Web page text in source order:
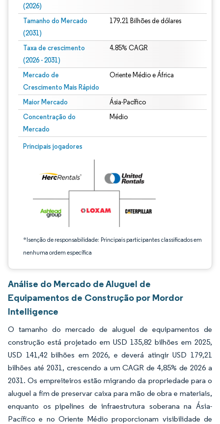
(2026)
Tamanho do Mercado
(2031)
179.21 Bilhões de dólares
Taxa de crescimento
(2026 - 2031)
4.85% CAGR
Mercado de
Crescimento Mais Rápido
Oriente Médio e África
Maior Mercado Ásia-Pacífico
Concentração do
Mercado
Médio
Principais jogadores
*Isenção de responsabilidade: Principais participantes classificados em
nenhuma ordem específica
Imagem © Mordor Intelligence. O reuso requer atribuição conforme CC BY 4.0.
Análise do Mercado de Aluguel de
Equipamentos de Construção por Mordor
Intelligence
O tamanho do mercado de aluguel de equipamentos de
construção está projetado em USD 135,82 bilhões em 2025,
USD 141,42 bilhões em 2026, e deverá atingir USD 179,21
bilhões até 2031, crescendo a um CAGR de 4,85% de 2026 a
2031. Os empreiteiros estão migrando da propriedade para o
aluguel a fim de preservar caixa para mão de obra e materiais,
enquanto os pipelines de infraestrutura soberana na Ásia-
Pacífico e no Oriente Médio proporcionam visibilidade de